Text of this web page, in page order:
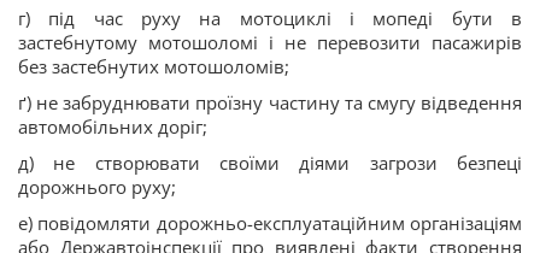
г) під час руху на мотоциклі і мопеді бути в
застебнутому мотошоломі і не перевозити пасажирів
без застебнутих мотошоломів;
ґ) не забруднювати проїзну частину та смугу відведення
автомобільних доріг;
д) не створювати своїми діями загрози безпеці
дорожнього руху;
е) повідомляти дорожньо-експлуатаційним організаціям
або Державтоінспекції про виявлені факти створення